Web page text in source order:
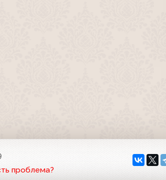
проблема?